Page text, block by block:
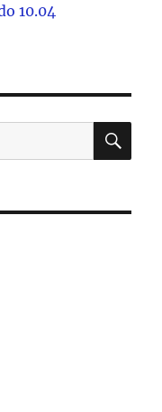
10.04